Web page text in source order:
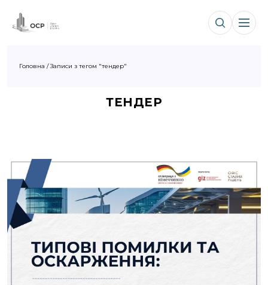
Головна /Записи з тегом "тендер"
ТЕНДЕР